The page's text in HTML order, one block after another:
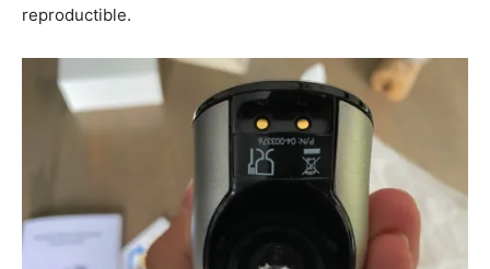
reproductible.